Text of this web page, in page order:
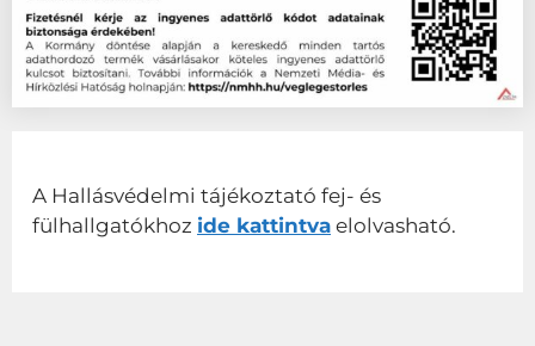
A Hallásvédelmi tájékoztató fej- és
fülhallgatókhoz ide kattintva elolvasható.